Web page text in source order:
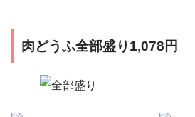
肉どうふ全部盛り1,078円